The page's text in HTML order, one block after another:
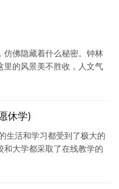
仿佛隐藏着什么秘密。钟林
里的风景美不胜收，人文气
休学)
生活和学习都受到了极大的
大学都采取了在线教学的